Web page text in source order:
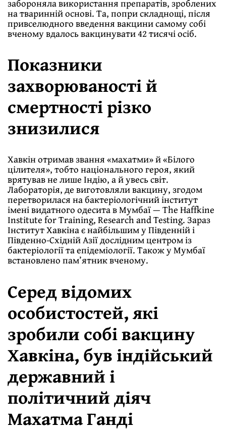
забороняла використання препаратів, зроблених
на тваринній основі. Та, попри складнощі, після
привселюдного введення вакцини самому собі
вченому вдалось вакцинувати 42 тисячі осіб.
Показники
захворюваності й
смертності різко
знизилися
Хавкін отримав звання «махатми» й «Білого
цілителя», тобто національного героя, який
врятував не лише Індію, а й увесь світ.
Лабораторія, де виготовляли вакцину, згодом
перетворилася на бактеріологічний інститут
імені видатного одесита в Мумбаї — The Haffkine
Institute for Training, Research and Testing. Зараз
Інститут Хавкіна є найбільшим у Південній і
Південно-Східній Азії дослідним центром із
бактеріології та епідеміології. Також у Мумбаї
встановлено пам’ятник вченому.
Серед відомих
особистостей, які
зробили собі вакцину
Хавкіна, був індійський
державний і
політичний діяч
Махатма Ганді